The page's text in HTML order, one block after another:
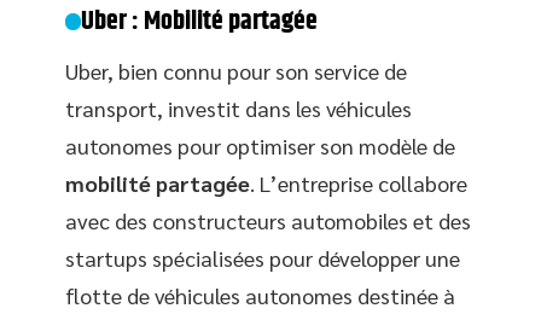
Uber : Mobilité partagée
Uber, bien connu pour son service de
transport, investit dans les véhicules
autonomes pour optimiser son modèle de
mobilité partagée. L’entreprise collabore
avec des constructeurs automobiles et des
startups spécialisées pour développer une
flotte de véhicules autonomes destinée à